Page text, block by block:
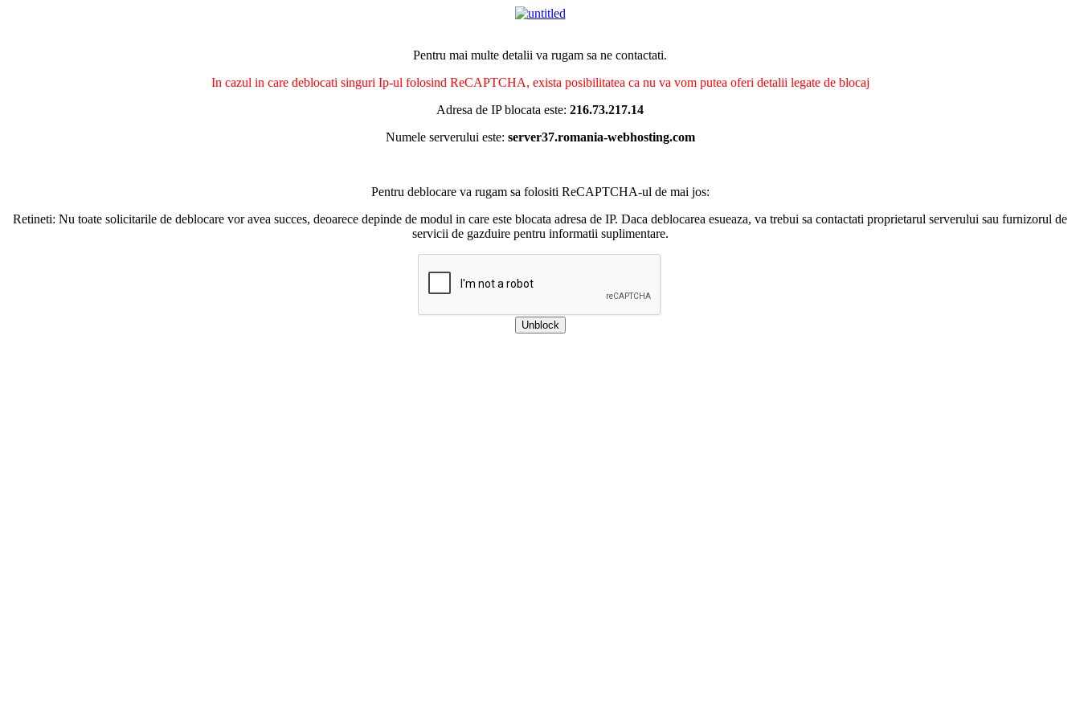
Pentru mai multe detalii va rugam sa ne contactati.
In cazul in care deblocati singuri Ip-ul folosind ReCAPTCHA, exista posibilitatea ca nu va vom putea oferi detalii legate de blocaj
Adresa de IP blocata este: 216.73.217.14
Numele serverului este: server37.romania-webhosting.com
Pentru deblocare va rugam sa folositi ReCAPTCHA-ul de mai jos:
Retineti: Nu toate solicitarile de deblocare vor avea succes, deoarece depinde de modul in care este blocata adresa de IP. Daca deblocarea esueaza, va trebui sa contactati proprietarul serverului sau furnizorul de
servicii de gazduire pentru informatii suplimentare.